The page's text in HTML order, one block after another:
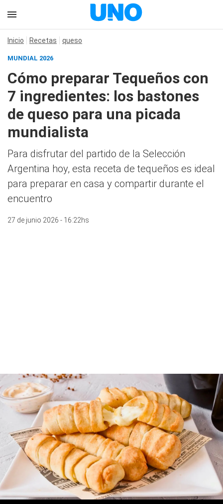
Inicio Recetas queso
MUNDIAL 2026
Cómo preparar Tequeños con
7 ingredientes: los bastones
de queso para una picada
mundialista
Para disfrutar del partido de la Selección
Argentina hoy, esta receta de tequeños es ideal
para preparar en casa y compartir durante el
encuentro
27 de junio 2026 - 16:22hs